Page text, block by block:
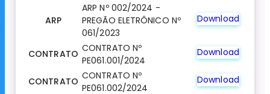
ARP
ARP Nº 002/2024 -
PREGÃO ELETRÔNICO Nº
061/2023
Download
CONTRATO CONTRATO Nº
PE061.001/2024
Download
CONTRATO CONTRATO Nº
PE061.002/2024
Download